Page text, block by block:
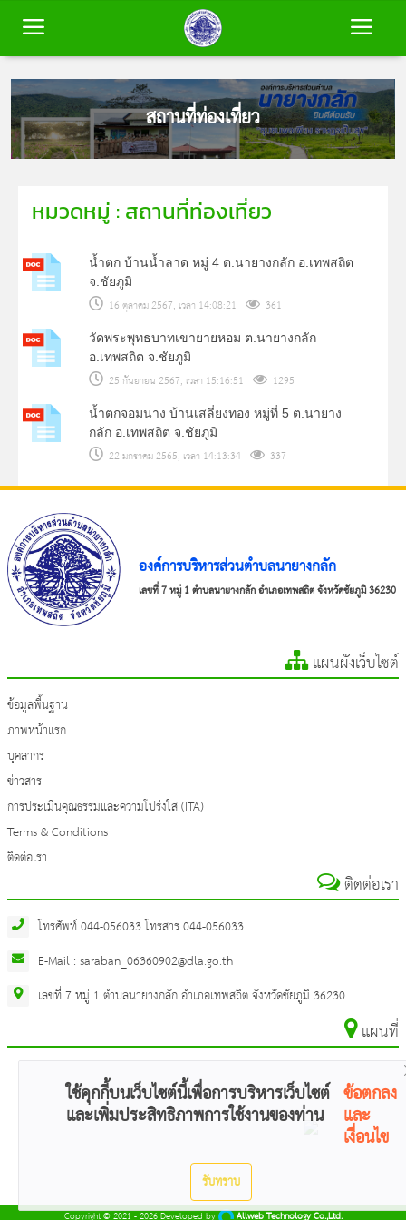
หน้าหลัก
บุคลากร
ข่าวสาร
การประเมินคุณธรรมและความโปร่งใส
(ITA)
สถานที่ท่องเที่ยว
หมวดหมู่ : สถานที่ท่องเที่ยว
น้ำตก บ้านน้ำลาด หมู่ 4 ต.นายางกลัก อ.เทพสถิต
จ.ชัยภูมิ
16 ตุลาคม 2567, เวลา 14:08:21 361
วัดพระพุทธบาทเขายายหอม ต.นายางกลัก
อ.เทพสถิต จ.ชัยภูมิ
25 กันยายน 2567, เวลา 15:16:51 1295
น้ำตกจอมนาง บ้านเสลี่ยงทอง หมู่ที่ 5 ต.นายาง
กลัก อ.เทพสถิต จ.ชัยภูมิ
22 มกราคม 2565, เวลา 14:13:34 337
องค์การบริหารส่วนตำบลนายางกลัก
เลขที่ 7 หมู่ 1 ตำบลนายางกลัก อำเภอเทพสถิต จังหวัดชัยภูมิ 36230
แผนผังเว็บไซต์
ข้อมูลพื้นฐาน
ภาพหน้าแรก
บุคลากร
ข่าวสาร
การประเมินคุณธรรมและความโปร่งใส (ITA)
Terms & Conditions
ติดต่อเรา
ติดต่อเรา
โทรศัพท์ 044-056033 โทรสาร 044-056033
E-Mail : saraban_06360902@dla.go.th
เลขที่ 7 หมู่ 1 ตำบลนายางกลัก อำเภอเทพสถิต จังหวัดชัยภูมิ 36230
แผนที่
ใช้คุกกี้บนเว็บไซต์นี้เพื่อการบริหารเว็บไซต์
และเพิ่มประสิทธิภาพการใช้งานของท่าน
ข้อตกลง
และ
เงื่อนไข
รับทราบ